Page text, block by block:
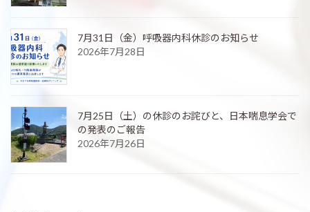
7月31日（金）呼吸器内科休診のお知らせ
2026年7月28日
7月25日（土）の休診のお詫びと、日本喘息学会で
の発表のご報告
2026年7月26日